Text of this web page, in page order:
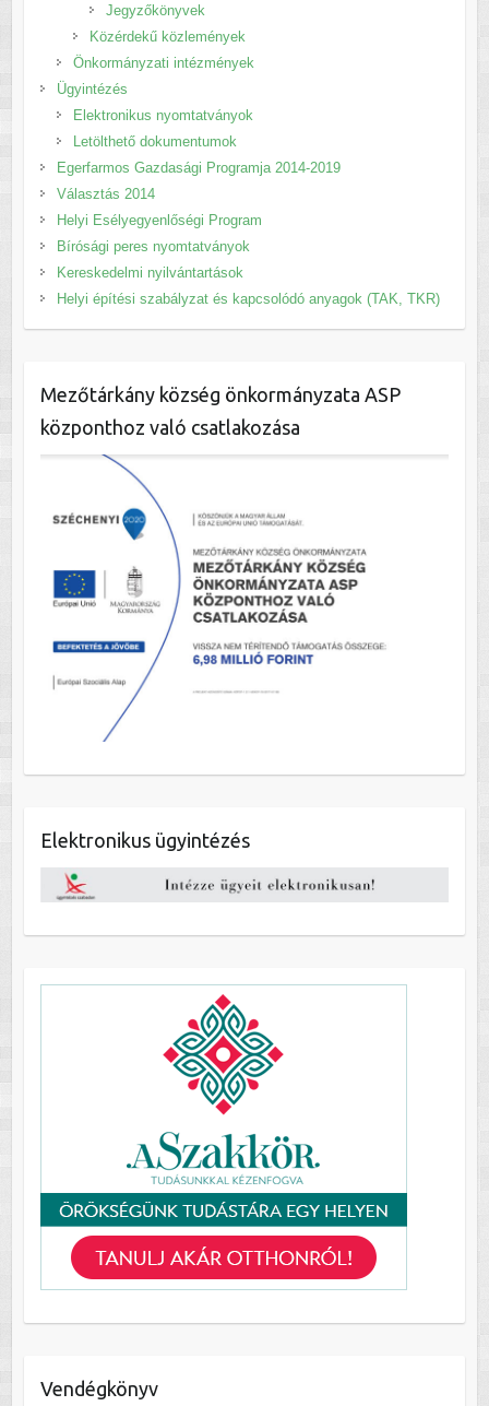
Jegyzőkönyvek
Közérdekű közlemények
Önkormányzati intézmények
Ügyintézés
Elektronikus nyomtatványok
Letölthető dokumentumok
Egerfarmos Gazdasági Programja 2014-2019
Választás 2014
Helyi Esélyegyenlőségi Program
Bírósági peres nyomtatványok
Kereskedelmi nyilvántartások
Helyi építési szabályzat és kapcsolódó anyagok (TAK, TKR)
Mezőtárkány község önkormányzata ASP
központhoz való csatlakozása
Elektronikus ügyintézés
Vendégkönyv